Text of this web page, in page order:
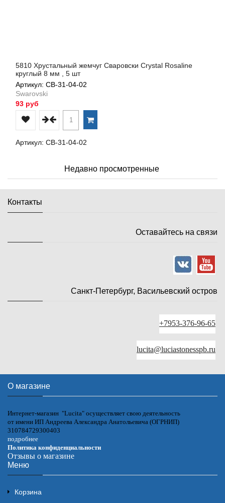
5810 Хрустальный жемчуг Сваровски Crystal Rosaline
круглый 8 мм , 5 шт
Артикул: СВ-31-04-02
Swarovski
93 руб
Артикул: СВ-31-04-02
Недавно просмотренные
Контакты
Оставайтесь на связи
Санкт-Петербург, Васильевский остров
+7953-376-96-65
lucita@luciastonesspb.ru
О магазине
Интернет-магазин "Lucita" осуществляет свою деятельность
от имени ИП Андреева Александра Анатольевича (ОГРНИП)
310784729300403
подробнее
Политика конфиденциальности
Отзывы о магазине
Меню
Корзина